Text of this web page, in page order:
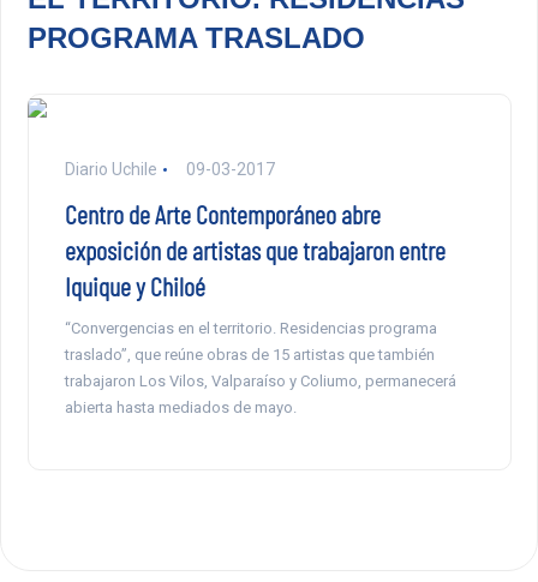
PROGRAMA TRASLADO
Diario Uchile 09-03-2017
Centro de Arte Contemporáneo abre
exposición de artistas que trabajaron entre
Iquique y Chiloé
“Convergencias en el territorio. Residencias programa
traslado”, que reúne obras de 15 artistas que también
trabajaron Los Vilos, Valparaíso y Coliumo, permanecerá
abierta hasta mediados de mayo.